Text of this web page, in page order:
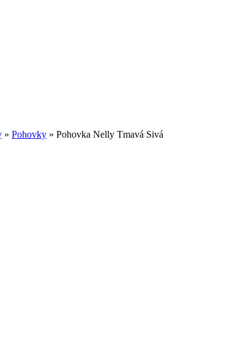
» Pohovky » Pohovka Nelly Tmavá Sivá